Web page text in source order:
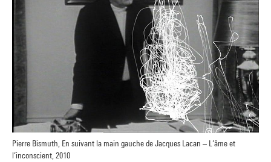
Pierre Bismuth, En suivant la main gauche de Jacques Lacan – L’âme et
l’inconscient, 2010